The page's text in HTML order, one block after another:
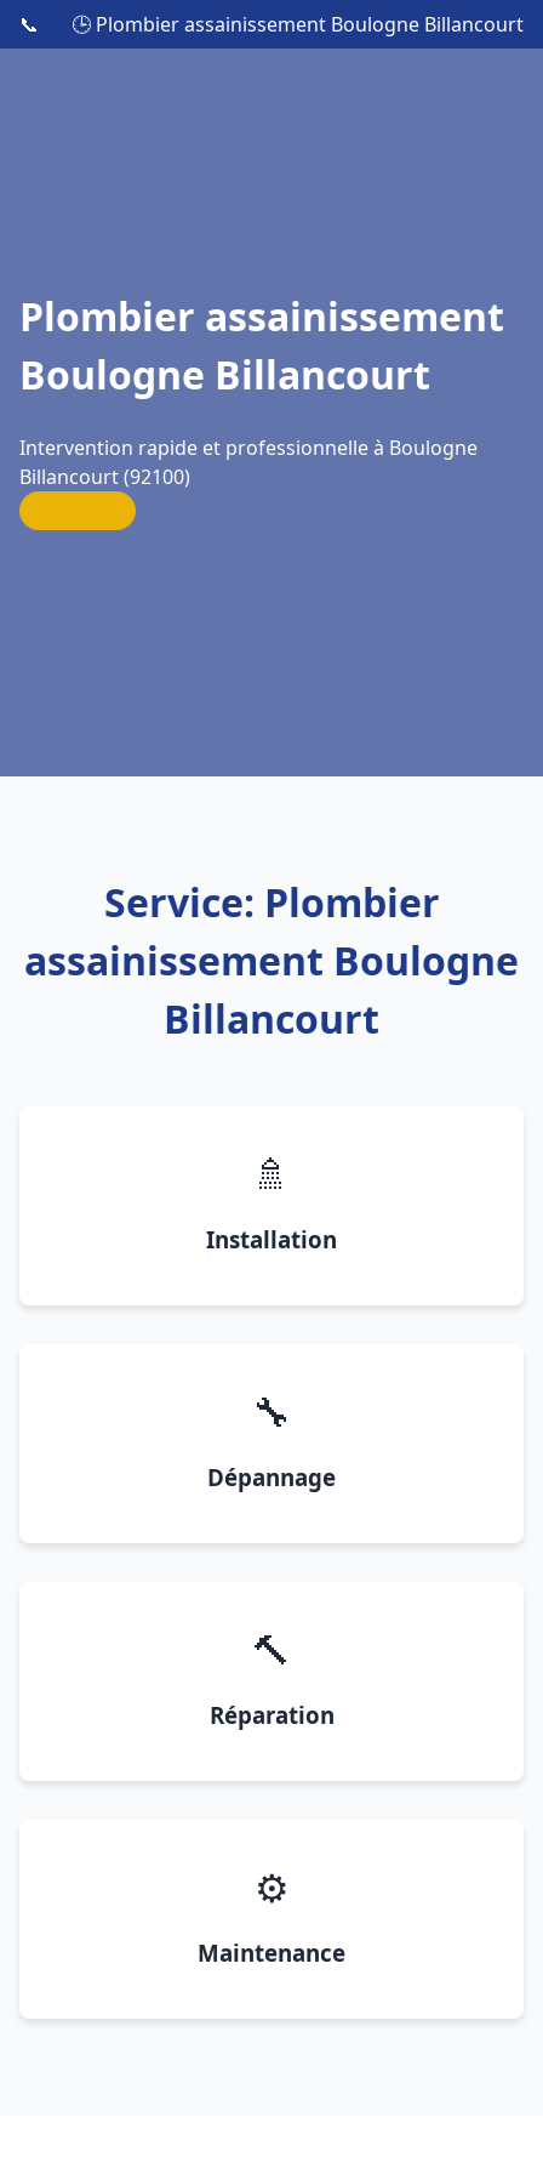
📞 🕒 Plombier assainissement Boulogne Billancourt
Plombier assainissement
Boulogne Billancourt
Intervention rapide et professionnelle à Boulogne
Billancourt (92100)
Service: Plombier
assainissement Boulogne
Billancourt
🚿
Installation
🔧
Dépannage
🔨
Réparation
⚙️
Maintenance